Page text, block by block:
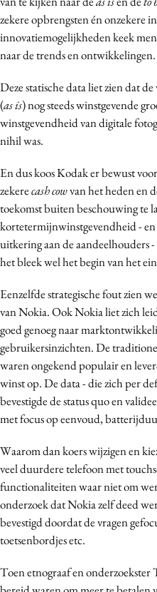
PR
Programmatic
Purpose Marketing
zekere opbrengsten én onzekere
innovatiemogelijkheden keek
naar de trends en ontwikkelingen.
Deze statische data liet zien dat
(as is) nog steeds winstgevende
winstgevendheid van digitale
nihil was.
En dus koos Kodak er bewust
zekerecash cowvan het heden en
toekomst buiten beschouwing te
kortetermijnwinstgevendheid - en
uitkering aan de aandeelhouders
het bleek wel het begin van het
Eenzelfde strategische fout zien
van Nokia. Ook Nokia liet zich
goed genoeg naar
gebruikersinzichten. De
waren ongekend populair en
winst op. De data - die zich per
bevestigde de status quo en
met focus op eenvoud,
Waarom dan koers wijzigen en
veel duurdere telefoon met
functionaliteiten waar niet om
onderzoek dat Nokia zelf deed
bevestigd doordat de vragen
toetsenbordjes etc.
Toen etnograaf en